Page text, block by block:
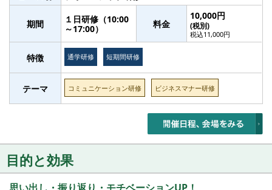
期間
１日研修（10:00
～17:00）
料金
10,000円
(税別)
税込11,000円
特徴 通学研修 短期間研修
テーマ コミュニケーション研修 ビジネスマナー研修
目的と効果